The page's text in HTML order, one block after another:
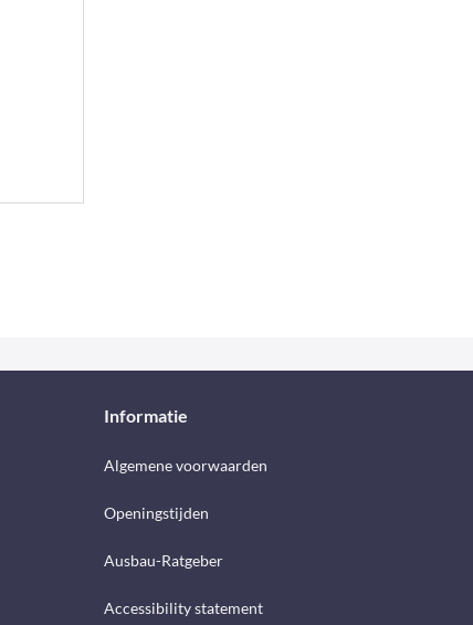
Informatie
Algemene voorwaarden
Openingstijden
Ausbau-Ratgeber
Accessibility statement